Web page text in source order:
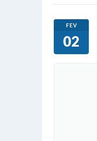
FEV
02